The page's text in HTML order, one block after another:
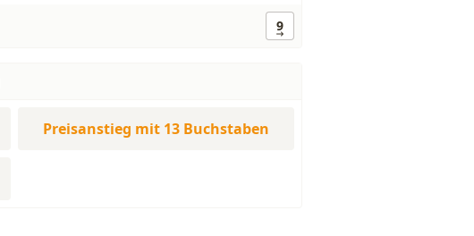
9
Preisanstieg mit 13 Buchstaben